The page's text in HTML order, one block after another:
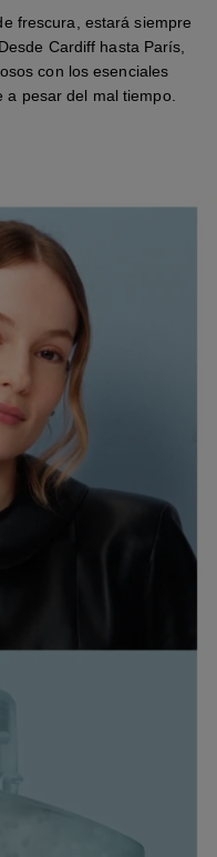
frescura, estará siempre
Cardiff hasta París,
con los esenciales
a pesar del mal tiempo.